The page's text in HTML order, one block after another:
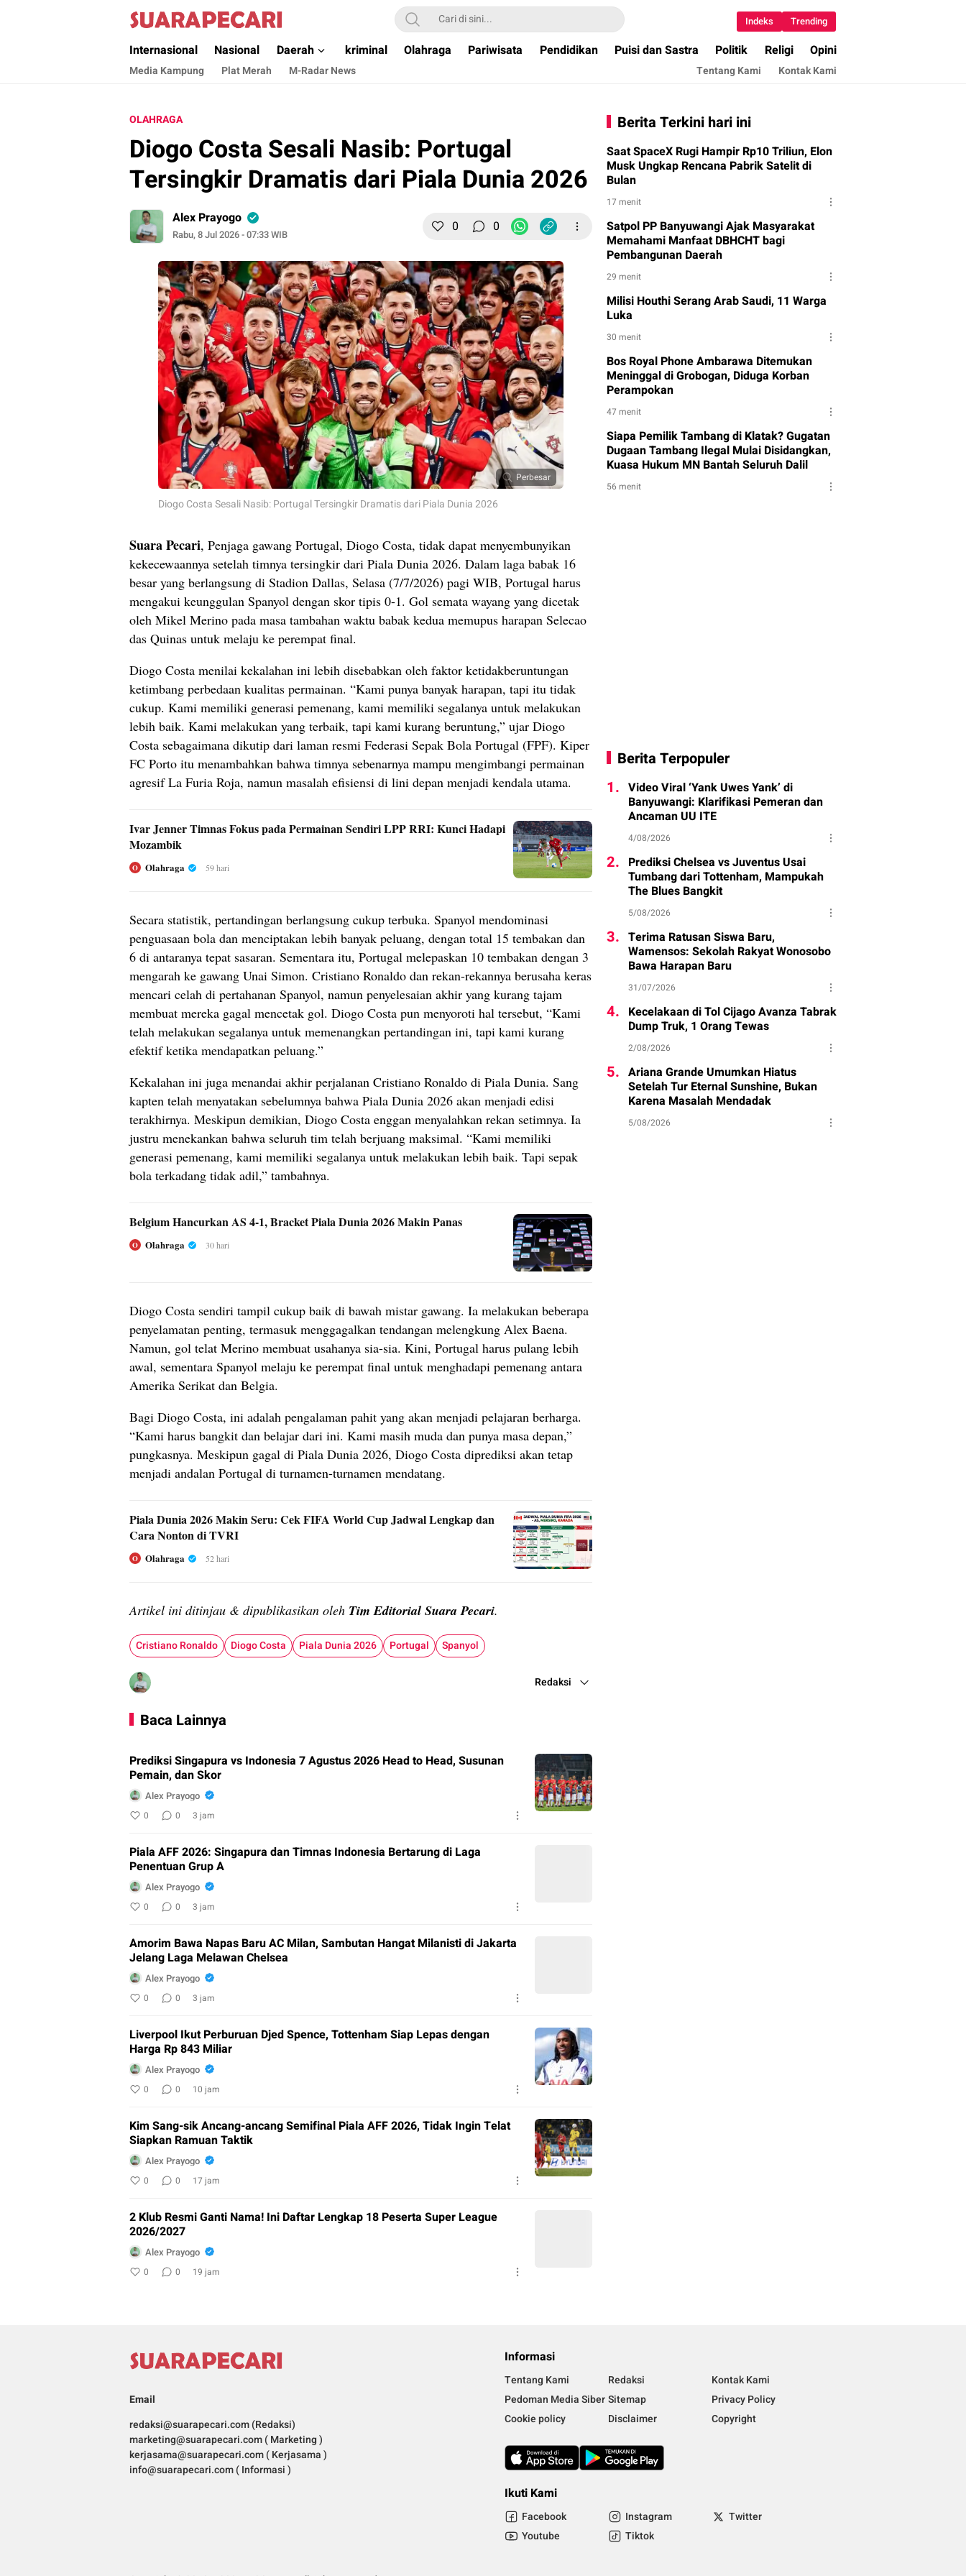
Suara Pecari
Suara Pencerahan Anak Negeri ( Berita Aktual & Terpercaya )
Indeks Trending
Internasional Nasional Daerah kriminal Olahraga Pariwisata Pendidikan Puisi dan Sastra Politik Religi Opini
Media Kampung Plat Merah M-Radar News Tentang Kami Kontak Kami
OLAHRAGA
Diogo Costa Sesali Nasib: Portugal
Tersingkir Dramatis dari Piala Dunia 2026
Alex Prayogo
Rabu, 8 Jul 2026 - 07:33 WIB 0 0
Perbesar
Diogo Costa Sesali Nasib: Portugal Tersingkir Dramatis dari Piala Dunia 2026
Suara Pecari, Penjaga gawang Portugal, Diogo Costa, tidak dapat menyembunyikan
kekecewaannya setelah timnya tersingkir dari Piala Dunia 2026. Dalam laga babak 16
besar yang berlangsung di Stadion Dallas, Selasa (7/7/2026) pagi WIB, Portugal harus
mengakui keunggulan Spanyol dengan skor tipis 0-1. Gol semata wayang yang dicetak
oleh Mikel Merino pada masa tambahan waktu babak kedua memupus harapan Selecao
das Quinas untuk melaju ke perempat final.
Diogo Costa menilai kekalahan ini lebih disebabkan oleh faktor ketidakberuntungan
ketimbang perbedaan kualitas permainan. “Kami punya banyak harapan, tapi itu tidak
cukup. Kami memiliki generasi pemenang, kami memiliki segalanya untuk melakukan
lebih baik. Kami melakukan yang terbaik, tapi kami kurang beruntung,” ujar Diogo
Costa sebagaimana dikutip dari laman resmi Federasi Sepak Bola Portugal (FPF). Kiper
FC Porto itu menambahkan bahwa timnya sebenarnya mampu mengimbangi permainan
agresif La Furia Roja, namun masalah efisiensi di lini depan menjadi kendala utama.
Ivar Jenner Timnas Fokus pada Permainan Sendiri LPP RRI: Kunci Hadapi
Mozambik
O Olahraga 59 hari
Secara statistik, pertandingan berlangsung cukup terbuka. Spanyol mendominasi
penguasaan bola dan menciptakan lebih banyak peluang, dengan total 15 tembakan dan
6 di antaranya tepat sasaran. Sementara itu, Portugal melepaskan 10 tembakan dengan 3
mengarah ke gawang Unai Simon. Cristiano Ronaldo dan rekan-rekannya berusaha keras
mencari celah di pertahanan Spanyol, namun penyelesaian akhir yang kurang tajam
membuat mereka gagal mencetak gol. Diogo Costa pun menyoroti hal tersebut, “Kami
telah melakukan segalanya untuk memenangkan pertandingan ini, tapi kami kurang
efektif ketika mendapatkan peluang.”
Kekalahan ini juga menandai akhir perjalanan Cristiano Ronaldo di Piala Dunia. Sang
kapten telah menyatakan sebelumnya bahwa Piala Dunia 2026 akan menjadi edisi
terakhirnya. Meskipun demikian, Diogo Costa enggan menyalahkan rekan setimnya. Ia
justru menekankan bahwa seluruh tim telah berjuang maksimal. “Kami memiliki
generasi pemenang, kami memiliki segalanya untuk melakukan lebih baik. Tapi sepak
bola terkadang tidak adil,” tambahnya.
Belgium Hancurkan AS 4-1, Bracket Piala Dunia 2026 Makin Panas
O Olahraga 30 hari
Diogo Costa sendiri tampil cukup baik di bawah mistar gawang. Ia melakukan beberapa
penyelamatan penting, termasuk menggagalkan tendangan melengkung Alex Baena.
Namun, gol telat Merino membuat usahanya sia-sia. Kini, Portugal harus pulang lebih
awal, sementara Spanyol melaju ke perempat final untuk menghadapi pemenang antara
Amerika Serikat dan Belgia.
Bagi Diogo Costa, ini adalah pengalaman pahit yang akan menjadi pelajaran berharga.
“Kami harus bangkit dan belajar dari ini. Kami masih muda dan punya masa depan,”
pungkasnya. Meskipun gagal di Piala Dunia 2026, Diogo Costa diprediksi akan tetap
menjadi andalan Portugal di turnamen-turnamen mendatang.
Piala Dunia 2026 Makin Seru: Cek FIFA World Cup Jadwal Lengkap dan
Cara Nonton di TVRI
O Olahraga 52 hari
Artikel ini ditinjau & dipublikasikan oleh Tim Editorial Suara Pecari.
Cristiano Ronaldo Diogo Costa Piala Dunia 2026 Portugal Spanyol
Redaksi
Baca Lainnya
Prediksi Singapura vs Indonesia 7 Agustus 2026 Head to Head, Susunan
Pemain, dan Skor
Alex Prayogo
0 0 3 jam
Piala AFF 2026: Singapura dan Timnas Indonesia Bertarung di Laga
Penentuan Grup A
Alex Prayogo
0 0 3 jam
Amorim Bawa Napas Baru AC Milan, Sambutan Hangat Milanisti di Jakarta
Jelang Laga Melawan Chelsea
Alex Prayogo
0 0 3 jam
Liverpool Ikut Perburuan Djed Spence, Tottenham Siap Lepas dengan
Harga Rp 843 Miliar
Alex Prayogo
0 0 10 jam
Kim Sang-sik Ancang-ancang Semifinal Piala AFF 2026, Tidak Ingin Telat
Siapkan Ramuan Taktik
Alex Prayogo
0 0 17 jam
2 Klub Resmi Ganti Nama! Ini Daftar Lengkap 18 Peserta Super League
2026/2027
Alex Prayogo
0 0 19 jam
Berita Terkini hari ini
Saat SpaceX Rugi Hampir Rp10 Triliun, Elon
Musk Ungkap Rencana Pabrik Satelit di
Bulan
17 menit
Satpol PP Banyuwangi Ajak Masyarakat
Memahami Manfaat DBHCHT bagi
Pembangunan Daerah
29 menit
Milisi Houthi Serang Arab Saudi, 11 Warga
Luka
30 menit
Bos Royal Phone Ambarawa Ditemukan
Meninggal di Grobogan, Diduga Korban
Perampokan
47 menit
Siapa Pemilik Tambang di Klatak? Gugatan
Dugaan Tambang Ilegal Mulai Disidangkan,
Kuasa Hukum MN Bantah Seluruh Dalil
56 menit
Berita Terpopuler
1. Video Viral ‘Yank Uwes Yank’ di
Banyuwangi: Klarifikasi Pemeran dan
Ancaman UU ITE
4/08/2026
2. Prediksi Chelsea vs Juventus Usai
Tumbang dari Tottenham, Mampukah
The Blues Bangkit
5/08/2026
3. Terima Ratusan Siswa Baru,
Wamensos: Sekolah Rakyat Wonosobo
Bawa Harapan Baru
31/07/2026
4. Kecelakaan di Tol Cijago Avanza Tabrak
Dump Truk, 1 Orang Tewas
2/08/2026
5. Ariana Grande Umumkan Hiatus
Setelah Tur Eternal Sunshine, Bukan
Karena Masalah Mendadak
5/08/2026
Email
redaksi@suarapecari.com (Redaksi)
marketing@suarapecari.com ( Marketing )
kerjasama@suarapecari.com ( Kerjasama )
info@suarapecari.com ( Informasi )
Informasi
Tentang Kami Redaksi
Kontak Kami
Pedoman Media SiberSitemap
Privacy Policy
Cookie policy
Disclaimer Copyright
Ikuti Kami
Facebook Instagram
Twitter
Youtube
Tiktok